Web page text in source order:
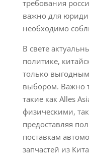
требования
важно для
необходимо
В свете
политике,
только
выбором. Важно
такие как Alles
физическими,
предоставляя
поставкам
запчастей из